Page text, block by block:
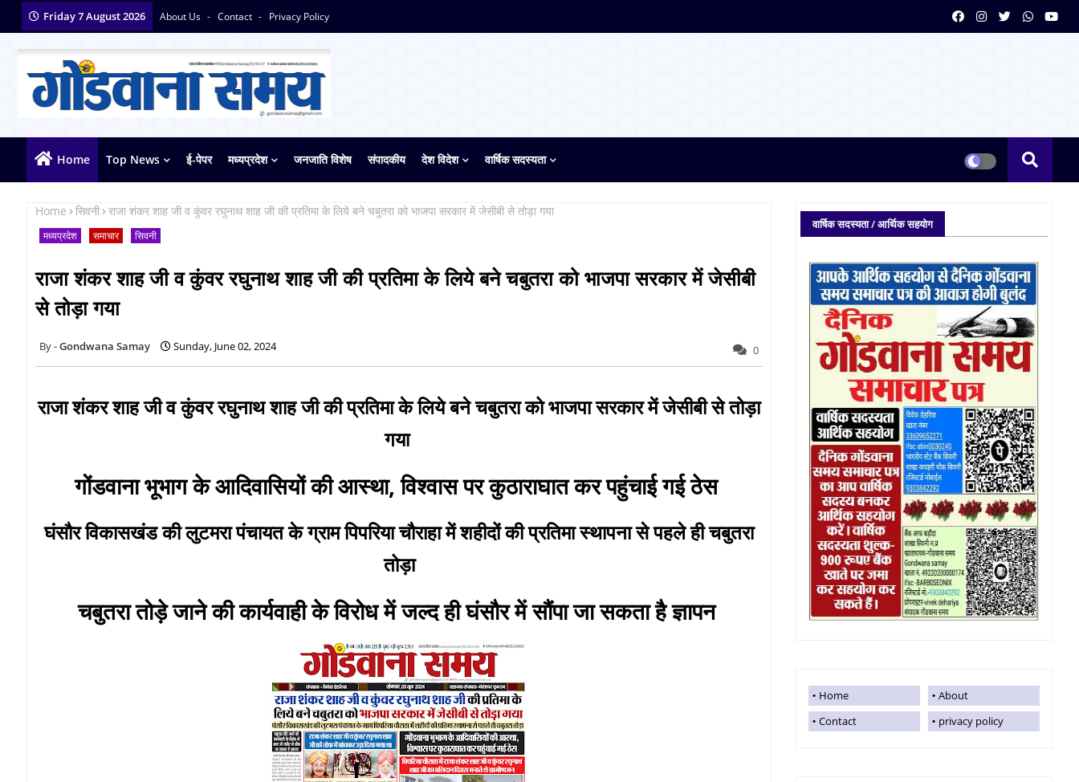
Friday 7 August 2026 About Us Contact Privacy Policy
Home Top News ई-पेपर मध्यप्रदेश जनजाति विशेष संपादकीय देश विदेश वार्षिक सदस्यता
Home सिवनी राजा शंकर शाह जी व कुंवर रघुनाथ शाह जी की प्रतिमा के लिये बने चबुतरा को भाजपा सरकार में जेसीबी से तोड़ा गया
मध्यप्रदेश समाचार सिवनी
राजा शंकर शाह जी व कुंवर रघुनाथ शाह जी की प्रतिमा के लिये बने चबुतरा को भाजपा सरकार में जेसीबी
से तोड़ा गया
Gondwana Samay Sunday, June 02, 2024 0
राजा शंकर शाह जी व कुंवर रघुनाथ शाह जी की प्रतिमा के लिये बने चबुतरा को भाजपा सरकार में जेसीबी से तोड़ा
गया
गोंडवाना भूभाग के आदिवासियों की आस्था, विश्वास पर कुठाराघात कर पहुंचाई गई ठेस
घंसौर विकासखंड की लुटमरा पंचायत के ग्राम पिपरिया चौराहा में शहीदों की प्रतिमा स्थापना से पहले ही चबुतरा
तोड़ा
चबुतरा तोड़े जाने की कार्यवाही के विरोध में जल्द ही घंसौर में सौंपा जा सकता है ज्ञापन
वार्षिक सदस्यता / आर्थिक सहयोग
Home
About
Contact
privacy policy